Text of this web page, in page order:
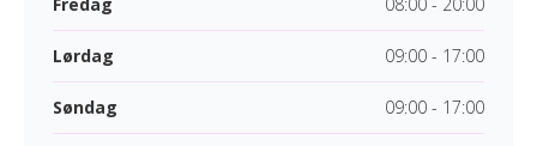
Lørdag 09:00 - 17:00
Søndag 09:00 - 17:00